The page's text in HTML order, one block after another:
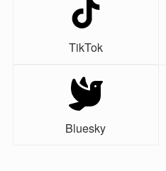
TikTok
Bluesky